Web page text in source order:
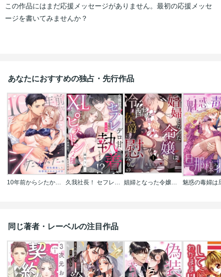
この作品にはまだ応援メッセージがありません。最初の応援メッセ
ージを書いてみませんか？
あなたにおすすめの独占・先行作品
10年前からシたかった。～理性爆散した幼馴染のわからせＨ 久我社長！ セフレなのにデロ甘執着しすぎでは!? ～XL級のわからせピストンで心も身体もハメ堕とされそうです～（単話版） 娼婦となった令嬢は冷酷な侯爵の慰みもの
同じ著者・レーベルの注目作品